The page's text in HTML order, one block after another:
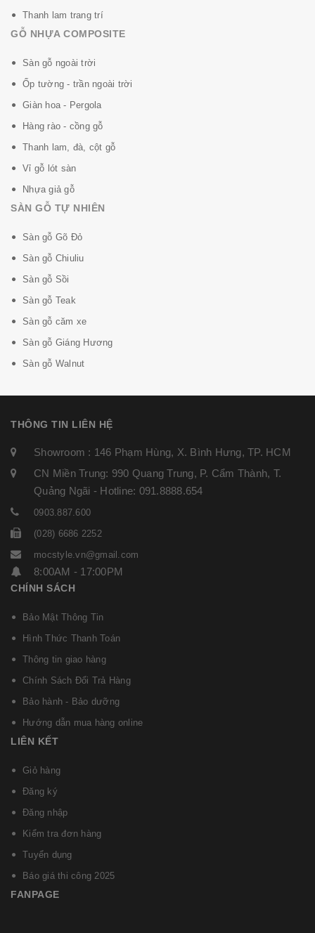
Thanh lam trang trí
GỖ NHỰA COMPOSITE
Sàn gỗ ngoài trời
Ốp tường - trần ngoài trời
Giàn hoa - Pergola
Hàng rào - cồng gỗ
Thanh lam, đà, cột gỗ
Vỉ gỗ lót sàn
Nhựa giả gỗ
SÀN GỖ TỰ NHIÊN
Sàn gỗ Gõ Đỏ
Sàn gỗ Chiuliu
Sàn gỗ Sồi
Sàn gỗ Teak
Sàn gỗ căm xe
Sàn gỗ Giáng Hương
Sàn gỗ Walnut
THÔNG TIN LIÊN HỆ
Showroom : 146 Phạm Hùng, X. Bình Hưng, TP. HCM
CN Miền Trung: 990 Quang Trung, P. Cẩm Thành, T.
Quảng Ngãi - Hotline: 091.8888.654
0903.887.600
(028) 6686 2252
mocstyle.vn@gmail.com
8:00AM - 17:00PM
CHÍNH SÁCH
Bảo Mật Thông Tin
Hình Thức Thanh Toán
Thông tin giao hàng
Chính Sách Đổi Trả Hàng
Bảo hành - Bảo dưỡng
Hướng dẫn mua hàng online
LIÊN KẾT
Giỏ hàng
Đăng ký
Đăng nhập
Kiểm tra đơn hàng
Tuyển dụng
Báo giá thi công 2025
FANPAGE